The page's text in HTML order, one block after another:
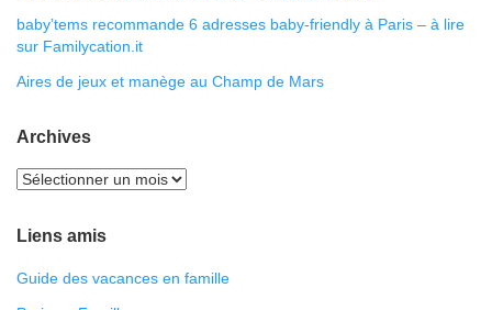
baby’tems recommande 6 adresses baby-friendly à Paris – à lire
sur Familycation.it
Aires de jeux et manège au Champ de Mars
Archives
Liens amis
Guide des vacances en famille